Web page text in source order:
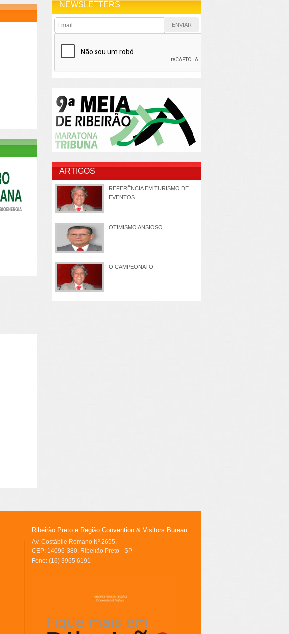
NEWSLETTERS
ARTIGOS
REFERÊNCIA EM TURISMO DE
EVENTOS
OTIMISMO ANSIOSO
O CAMPEONATO
Ribeirão Preto e Região Convention & Visitors Bureau
Av. Costábile Romano Nº 2655.
CEP: 14096-380. Ribeirão Preto - SP
Fone: (16) 3965 6191